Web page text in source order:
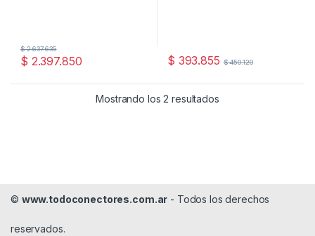
$ 2.397.850
$2.637.635
$ 393.855 $450.120
Mostrando los 2 resultados
© www.todoconectores.com.ar - Todos los derechos
reservados.